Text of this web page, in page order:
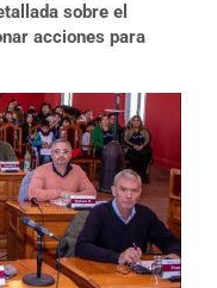
sobre el
acciones para